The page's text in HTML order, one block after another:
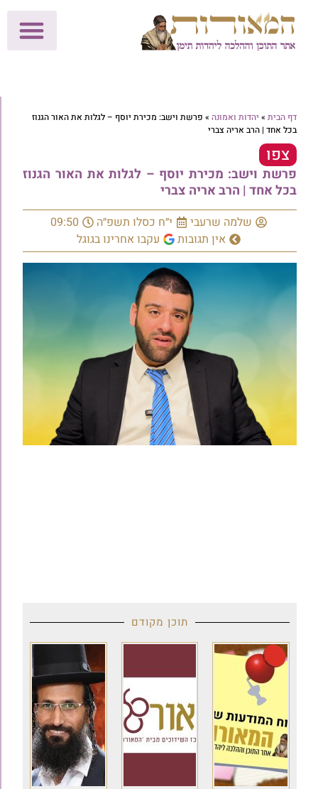
דף הבית » יהדות ואמונה » פרשת וישב: מכירת יוסף – לגלות את האור הגנוז
בכל אחד | הרב אריה צברי
צפו
פרשת וישב: מכירת יוסף – לגלות את האור הגנוז
בכל אחד | הרב אריה צברי
שלמה שרעבי י״ח כסלו תשפ״ה
09:50
אין תגובות
עקבו אחרינו בגוגל
תוכן מקודם